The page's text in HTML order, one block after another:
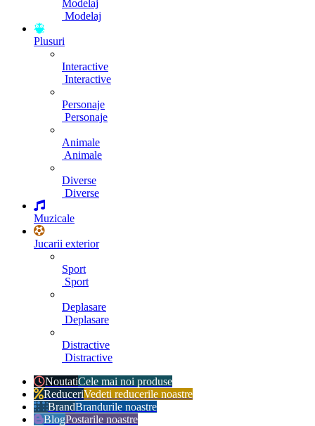
Modelaj
Modelaj
Plusuri
Interactive
Interactive
Personaje
Personaje
Animale
Animale
Diverse
Diverse
Muzicale
Jucarii exterior
Sport
Sport
Deplasare
Deplasare
Distractive
Distractive
NoutatiCele mai noi produse
ReduceriVedeti reducerile noastre
BrandBrandurile noastre
BlogPostarile noastre